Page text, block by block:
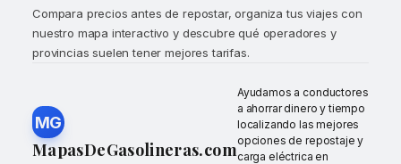
Compara precios antes de repostar, organiza tus viajes con
nuestro mapa interactivo y descubre qué operadores y
provincias suelen tener mejores tarifas.
MG
MapasDeGasolineras.com
Ayudamos a conductores
a ahorrar dinero y tiempo
localizando las mejores
opciones de repostaje y
carga eléctrica en